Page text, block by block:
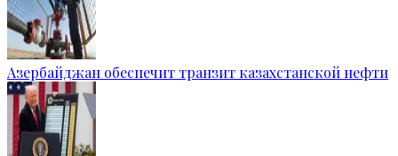
Азербайджан обеспечит транзит казахстанской нефти